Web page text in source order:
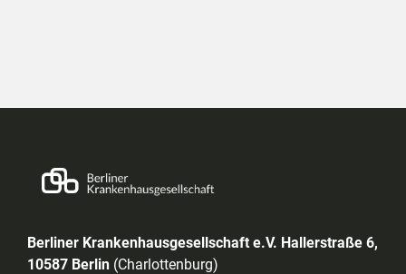
Berliner Krankenhausgesellschaft e.V. Hallerstraße 6,
10587 Berlin (Charlottenburg)